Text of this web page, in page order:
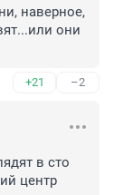
наверное,
они
+21 –2
в сто
центр